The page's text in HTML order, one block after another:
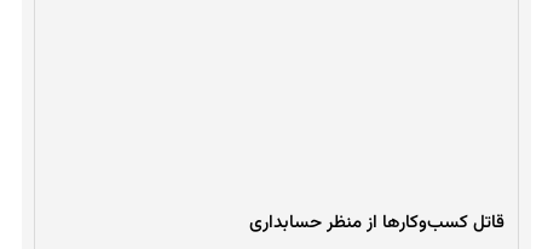
قاتل کسب‌وکارها از منظر حسابداری